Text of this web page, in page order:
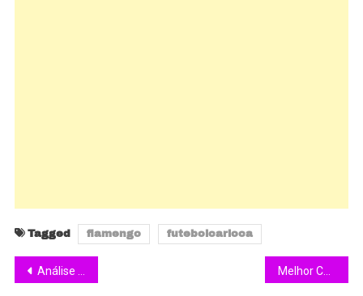
Tagged flamengo futebolcarioca
Análise Click (2006)